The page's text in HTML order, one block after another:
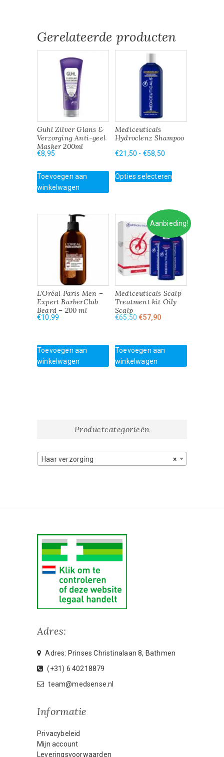
Gerelateerde producten
Guhl Zilver Glans &
Verzorging Anti-geel
Masker 200ml
€8,95
Toevoegen aan
winkelwagen
Mediceuticals
Hydroclenz Shampoo
€21,50 - €58,50
tot
Opties selecterenproduct
variaties.
Deze
optie
kan
gekozen
worden
op
de
productpagina
L’Oréal Paris Men –
Expert BarberClub
Beard – 200 ml
€10,99
Toevoegen aan
winkelwagen
Aanbieding!
Mediceuticals Scalp
Treatment kit Oily
Scalp
€65,50Oorspronkelijke
€65,50.
€57,90Huidige
€57,90.
Toevoegen aan
winkelwagen
Productcategorieën
×
Haar verzorging
Adres:
Adres: Prinses Christinalaan 8, Bathmen
(+31) 6 40218879
team@medsense.nl
Informatie
Privacybeleid
Mijn account
Leveringsvoorwaarden